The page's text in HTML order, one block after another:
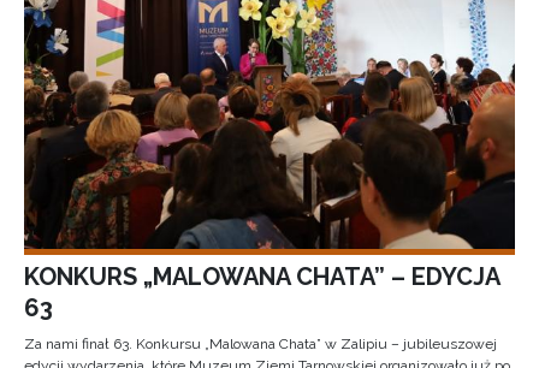
KONKURS „MALOWANA CHATA” – EDYCJA
63
Za nami finał 63. Konkursu „Malowana Chata” w Zalipiu – jubileuszowej